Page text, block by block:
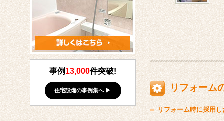
リフォーム
リフォーム時に採用し
事例 13,000件突破!
住宅設備の事例集へ ▶